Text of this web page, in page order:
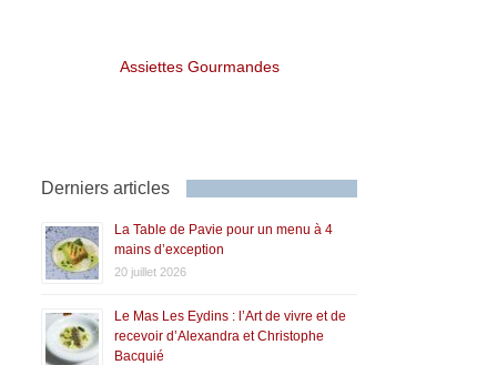
Assiettes Gourmandes
Derniers articles
La Table de Pavie pour un menu à 4
mains d’exception
20 juillet 2026
Le Mas Les Eydins : l’Art de vivre et de
recevoir d’Alexandra et Christophe
Bacquié